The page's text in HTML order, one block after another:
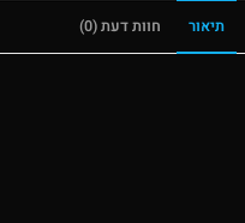
תיאור חוות דעת (0)